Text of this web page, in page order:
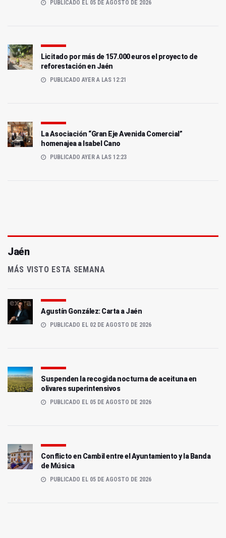
PUBLICADO EL 05 DE AGOSTO DE 2026
Licitado por más de 157.000 euros el proyecto de
reforestación en Jaén
PUBLICADO AYER A LAS 12:21
La Asociación “Gran Eje Avenida Comercial”
homenajea a Isabel Cano
PUBLICADO AYER A LAS 12:23
Jaén
MÁS VISTO ESTA SEMANA
Agustín González: Carta a Jaén
PUBLICADO EL 02 DE AGOSTO DE 2026
Suspenden la recogida nocturna de aceituna en
olivares superintensivos
PUBLICADO EL 05 DE AGOSTO DE 2026
Conflicto en Cambil entre el Ayuntamiento y la Banda
de Música
PUBLICADO EL 05 DE AGOSTO DE 2026